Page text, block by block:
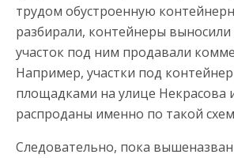
трудом обустроенную
разбирали, контейнеры выносили
участок под ним продавали
Например, участки под
площадками на улице Некрасова
распроданы именно по такой
Следовательно, пока